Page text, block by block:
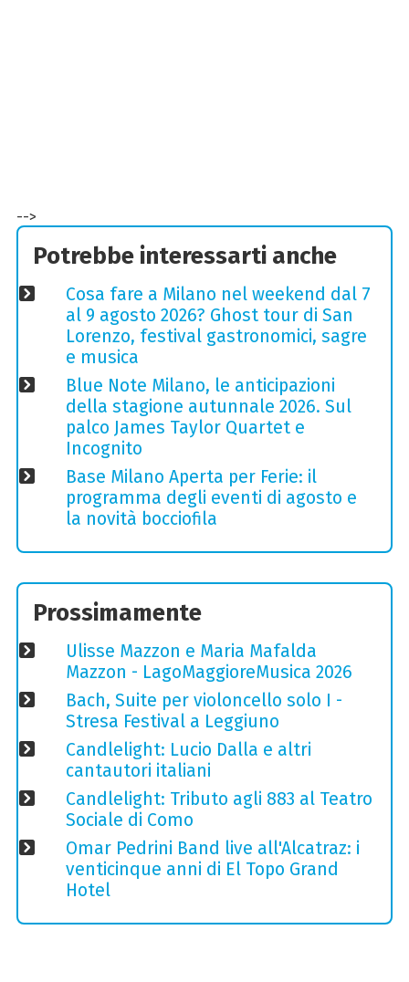
-->
Potrebbe interessarti anche
Cosa fare a Milano nel weekend dal 7
al 9 agosto 2026? Ghost tour di San
Lorenzo, festival gastronomici, sagre
e musica
Blue Note Milano, le anticipazioni
della stagione autunnale 2026. Sul
palco James Taylor Quartet e
Incognito
Base Milano Aperta per Ferie: il
programma degli eventi di agosto e
la novità bocciofila
Prossimamente
Ulisse Mazzon e Maria Mafalda
Mazzon - LagoMaggioreMusica 2026
Bach, Suite per violoncello solo I -
Stresa Festival a Leggiuno
Candlelight: Lucio Dalla e altri
cantautori italiani
Candlelight: Tributo agli 883 al Teatro
Sociale di Como
Omar Pedrini Band live all'Alcatraz: i
venticinque anni di El Topo Grand
Hotel